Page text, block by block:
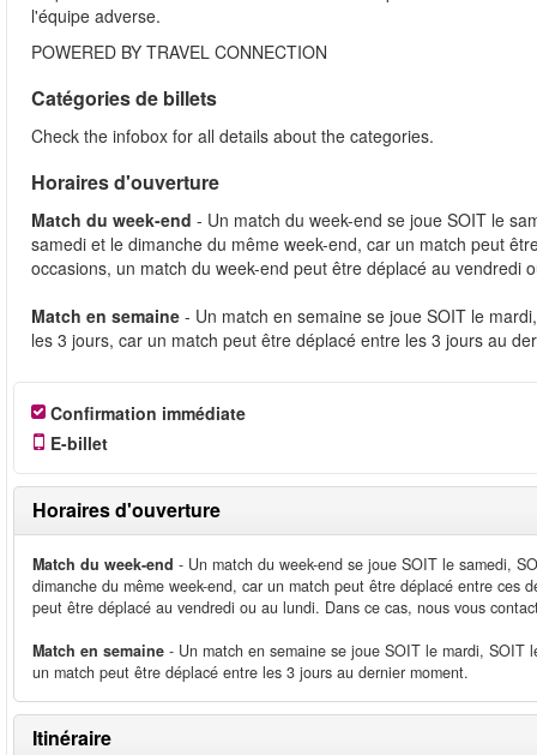
l'équipe adverse.
POWERED BY TRAVEL CONNECTION
Catégories de billets
Check the infobox for all details about the categories.
Horaires d'ouverture
Match du week-end - Un match du week-end se joue SOIT le
samedi et le dimanche du même week-end, car un match peut
occasions, un match du week-end peut être déplacé au vendredi
Match en semaine - Un match en semaine se joue SOIT le
les 3 jours, car un match peut être déplacé entre les 3 jours au
Confirmation immédiate
E-billet
Horaires d'ouverture
Match du week-end - Un match du week-end se joue SOIT le samedi,
dimanche du même week-end, car un match peut être déplacé entre ces
peut être déplacé au vendredi ou au lundi. Dans ce cas, nous vous
Match en semaine - Un match en semaine se joue SOIT le mardi, SOIT
un match peut être déplacé entre les 3 jours au dernier moment.
Itinéraire